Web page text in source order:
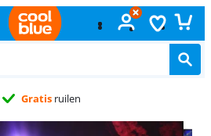
Gratis ruilen